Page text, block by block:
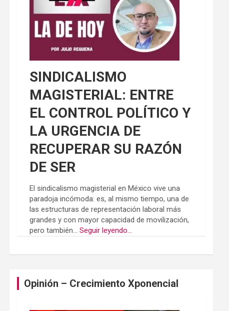
SINDICALISMO
MAGISTERIAL: ENTRE
EL CONTROL POLÍTICO Y
LA URGENCIA DE
RECUPERAR SU RAZÓN
DE SER
El sindicalismo magisterial en México vive una
paradoja incómoda: es, al mismo tiempo, una de
las estructuras de representación laboral más
grandes y con mayor capacidad de movilización,
pero también...Seguir leyendo...
Opinión – Crecimiento Xponencial